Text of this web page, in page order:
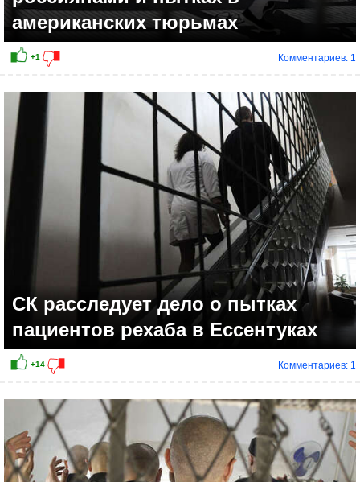
+6
американских тюрьмах
Комментариев: 1
СК расследует дело о пытках
пациентов рехаба в Ессентуках
Комментариев: 1